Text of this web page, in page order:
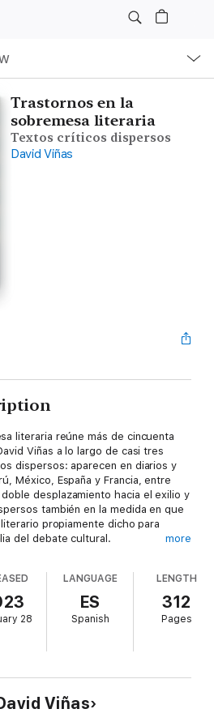
Trastornos en la
sobremesa literaria
Textos críticos dispersos
David Viñas
literaria reúne más de cin­cuenta
Viñas a lo largo de casi tres
dispersos: aparecen en diarios y
México, España y Francia, entre
desplazamiento hacia el exilio y
también en la medida en que
propia­mente dicho para
del debate cultural.
estos artículos debaten y
de la lectura. Eso se pone
—y en las exclusiones— de los
tradiciones y las perspectivas que
a las for­malidades,
social y cultural.
more
28
LANGUAGE
ES
Spanish
LENGTH
312
Pages
Viñas